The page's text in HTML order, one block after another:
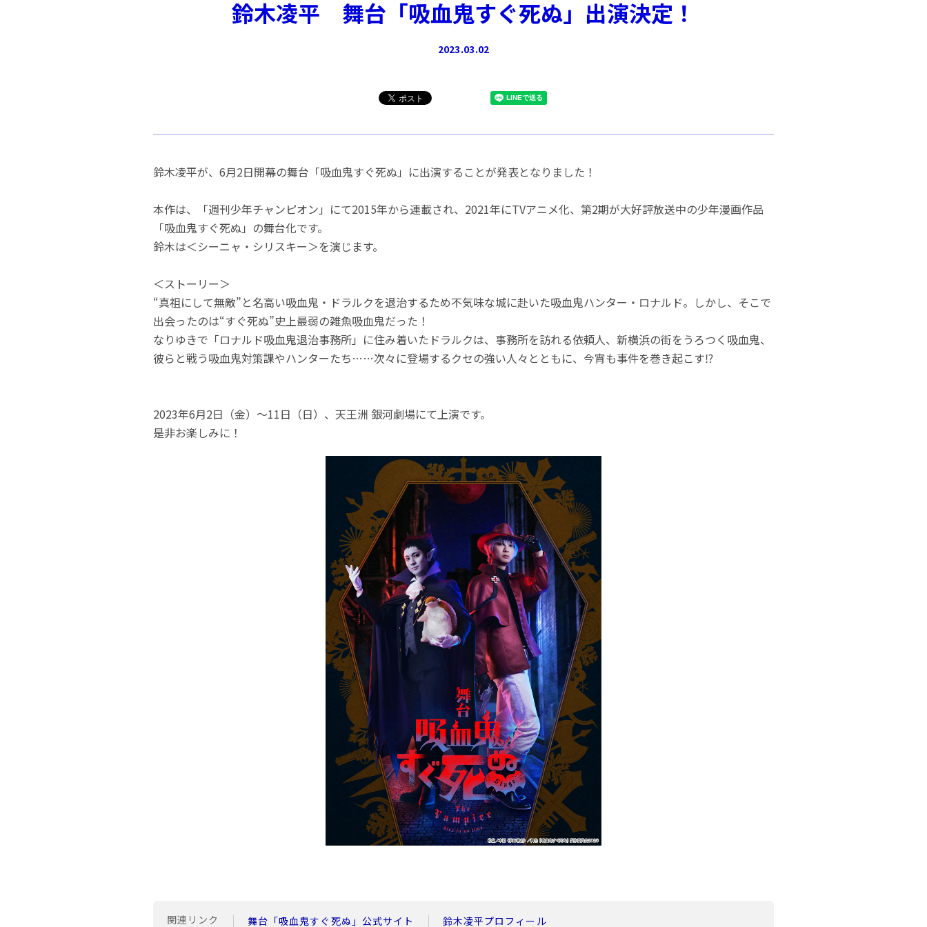
鈴木凌平 舞台「吸血鬼すぐ死ぬ」出演決定！
2023.03.02
鈴木凌平が、6月2日開幕の舞台「吸血鬼すぐ死ぬ」に出演することが発表となりました！
本作は、「週刊少年チャンピオン」にて2015年から連載され、2021年にTVアニメ化、第2期が大好評放送中の少年漫画作品
「吸血鬼すぐ死ぬ」の舞台化です。
鈴木は＜シーニャ・シリスキー＞を演じます。
＜ストーリー＞
“真祖にして無敵”と名高い吸血鬼・ドラルクを退治するため不気味な城に赴いた吸血鬼ハンター・ロナルド。しかし、そこで
出会ったのは“すぐ死ぬ”史上最弱の雑魚吸血鬼だった！
なりゆきで「ロナルド吸血鬼退治事務所」に住み着いたドラルクは、事務所を訪れる依頼人、新横浜の街をうろつく吸血鬼、
彼らと戦う吸血鬼対策課やハンターたち……次々に登場するクセの強い人々とともに、今宵も事件を巻き起こす⁉
2023年6月2日（金）～11日（日）、天王洲 銀河劇場にて上演です。
是非お楽しみに！
関連リンク 舞台「吸血鬼すぐ死ぬ」公式サイト 鈴木凌平プロフィール